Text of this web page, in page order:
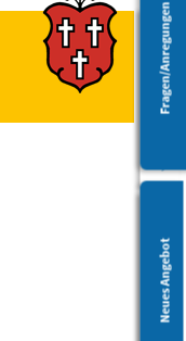
Leichte Sprache
Barrierefreiheit
Neues Angebot
Fragen/Anregungen